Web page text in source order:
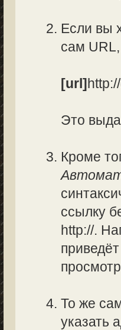
Если вы
сам
[url]
Это
Кроме
ссылку
http://.
То же
указать